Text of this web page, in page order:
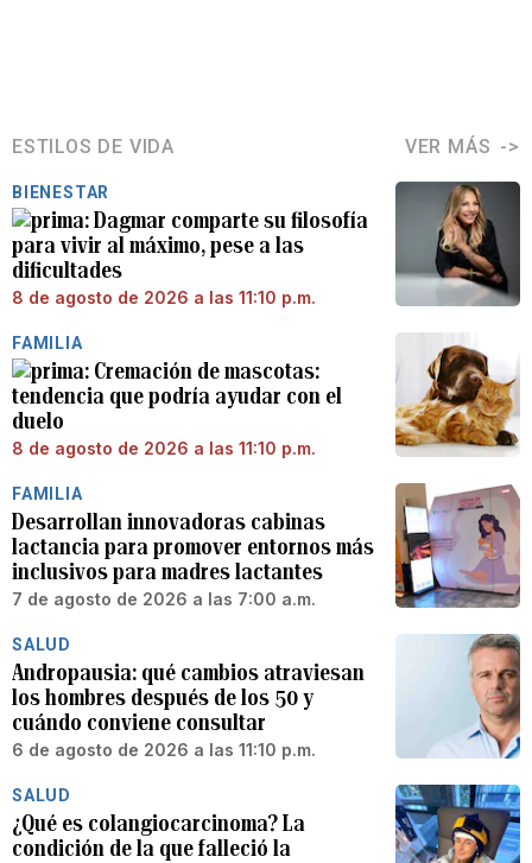
ESTILOS DE VIDA VER MÁS
BIENESTAR
Dagmar comparte su filosofía
para vivir al máximo, pese a las
dificultades
8 de agosto de 2026 a las 11:10 p.m.
FAMILIA
Cremación de mascotas:
tendencia que podría ayudar con el
duelo
8 de agosto de 2026 a las 11:10 p.m.
FAMILIA
Desarrollan innovadoras cabinas
lactancia para promover entornos más
inclusivos para madres lactantes
7 de agosto de 2026 a las 7:00 a.m.
SALUD
Andropausia: qué cambios atraviesan
los hombres después de los 50 y
cuándo conviene consultar
6 de agosto de 2026 a las 11:10 p.m.
SALUD
¿Qué es colangiocarcinoma? La
condición de la que falleció la